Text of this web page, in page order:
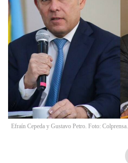
Efraín Cepeda y Gustavo Petro. Foto: Colprensa.